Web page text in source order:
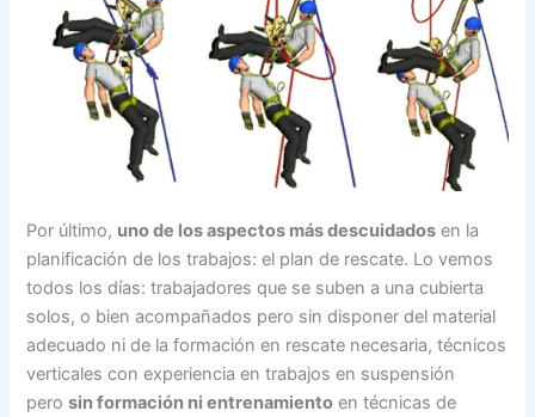
Por último, uno de los aspectos más descuidados en la
planificación de los trabajos: el plan de rescate. Lo vemos
todos los días: trabajadores que se suben a una cubierta
solos, o bien acompañados pero sin disponer del material
adecuado ni de la formación en rescate necesaria, técnicos
verticales con experiencia en trabajos en suspensión
perosin formación ni entrenamiento en técnicas de